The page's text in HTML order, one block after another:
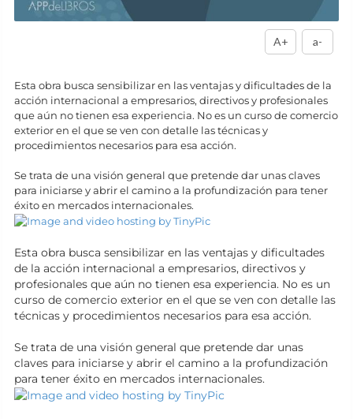
A+ a-
Esta obra busca sensibilizar en las ventajas y dificultades de la
acción internacional a empresarios, directivos y profesionales
que aún no tienen esa experiencia. No es un curso de comercio
exterior en el que se ven con detalle las técnicas y
procedimientos necesarios para esa acción.
Se trata de una visión general que pretende dar unas claves
para iniciarse y abrir el camino a la profundización para tener
éxito en mercados internacionales.
Esta obra busca sensibilizar en las ventajas y dificultades
de la acción internacional a empresarios, directivos y
profesionales que aún no tienen esa experiencia. No es un
curso de comercio exterior en el que se ven con detalle las
técnicas y procedimientos necesarios para esa acción.
Se trata de una visión general que pretende dar unas
claves para iniciarse y abrir el camino a la profundización
para tener éxito en mercados internacionales.